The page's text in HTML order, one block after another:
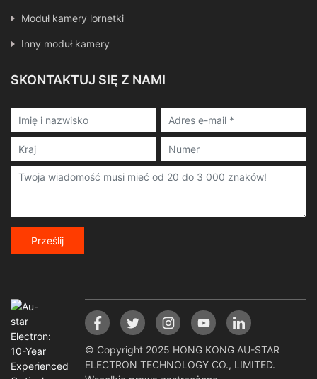
Moduł kamery lornetki
Inny moduł kamery
SKONTAKTUJ SIĘ Z NAMI
Prześlij
© Copyright 2025 HONG KONG AU-STAR
ELECTRON TECHNOLOGY CO., LIMITED.